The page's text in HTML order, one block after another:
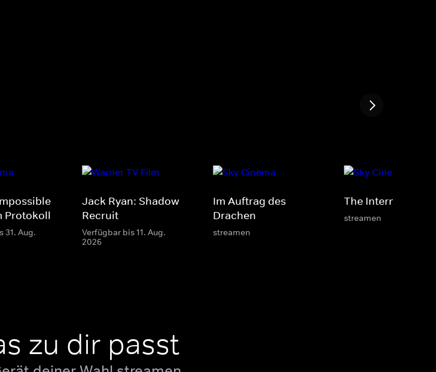
Protokoll
31. Aug.
Jack Ryan: Shadow
Recruit
Verfügbar bis 11. Aug.
2026
Im Auftrag des
Drachen
streamen
The International
streamen
zu dir passt